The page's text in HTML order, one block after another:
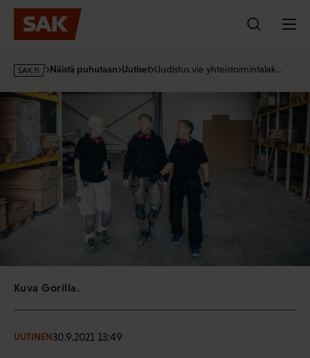
Hyppää
sisältöön
s
k
·
Näistä puhutaan Uutiset Uudistus vie yhteistoimintalak…
Kuva Gorilla.
UUTINEN30.9.2021 13:49